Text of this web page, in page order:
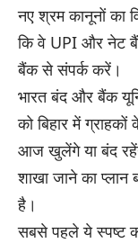
नए श्रम कानूनों का
कि वे UPI और नेट
बैंक से संपर्क करें।
भारत बंद और बैंक
को बिहार में
आज खुलेंगे या बंद
शाखा जाने का प्लान
है।
सबसे पहले ये स्पष्ट